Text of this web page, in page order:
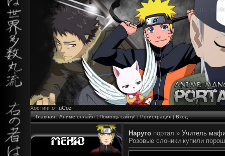
Хостинг от uCoz
Главная|Аниме онлайн|Помощь сайту!|Регистрация|Вход
Наруто портал » Учитель
Розовые слоники купили